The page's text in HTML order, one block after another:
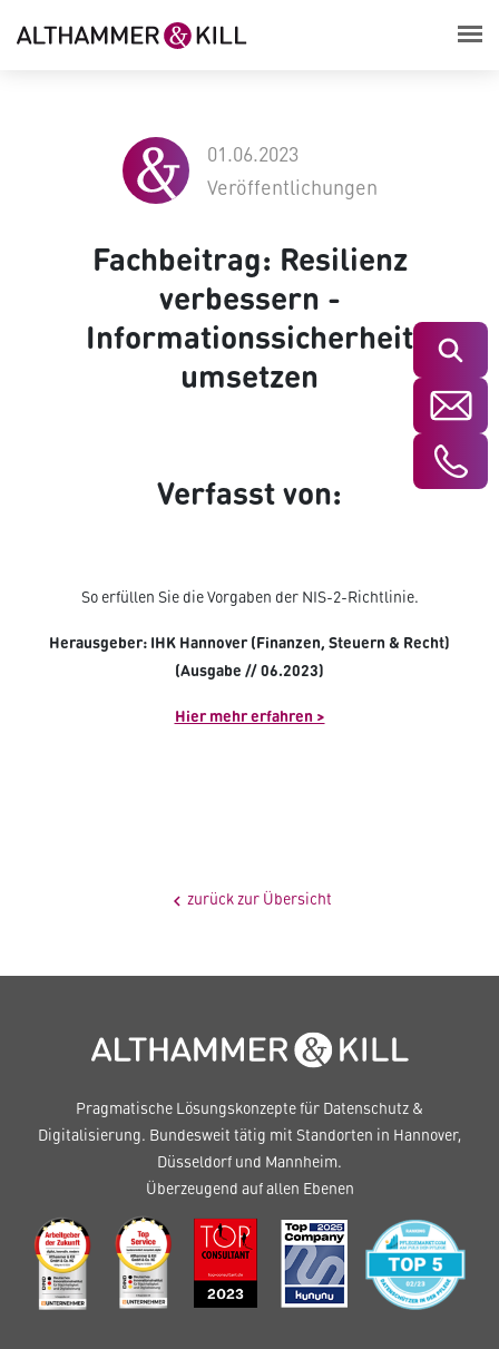
Suchen
01.06.2023
Veröffentlichungen
Fachbeitrag: Resilienz
verbessern -
Informationssicherheit
umsetzen
Verfasst von:
So erfüllen Sie die Vorgaben der NIS-2-Richtlinie.
Herausgeber: IHK Hannover (Finanzen, Steuern & Recht)
(Ausgabe // 06.2023)
Hier mehr erfahren >
chevron_left zurück zur Übersicht
Pragmatische Lösungskonzepte für Datenschutz &
Digitalisierung. Bundesweit tätig mit Standorten in Hannover,
Düsseldorf und Mannheim.
Überzeugend auf allen Ebenen